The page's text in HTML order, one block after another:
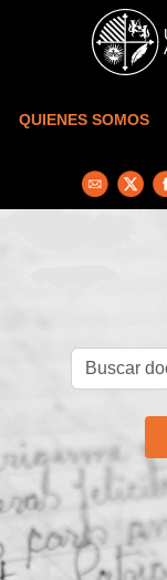
Skip to main content
QUIENES SOMOS